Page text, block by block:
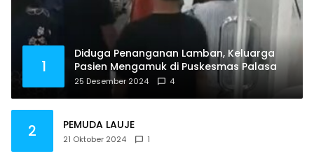
1
Diduga Penanganan Lamban, Keluarga
Pasien Mengamuk di Puskesmas Palasa
25 Desember 2024 4
2 PEMUDA LAUJE
21 Oktober 2024 1